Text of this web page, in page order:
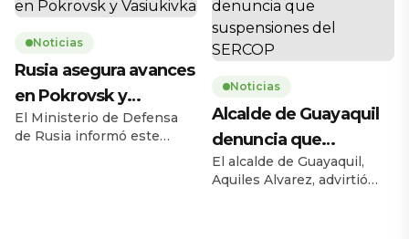
personas tumbó la reja de
en la avenida Carlos Julio
Arosemena, en el norte de
la ciudad. El hecho ocurrió
a las 08h17, 43 minutos
antes de la apertura […]
el lunes 1 y el jueves 4 de
diciembre de 2025, en
horario de 08h00 a 17h00,
en 193 agencias a escala
nacional. La medida busca
ampliar la capacidad
operativa y facilitar […]
Noticias
Rusia asegura avances
en Pokrovsk y
Vasiukivka
El Ministerio de Defensa
de Rusia informó este
Noticias
Alcalde de Guayaquil
denuncia que
suspensiones del
SERCOP
El alcalde de Guayaquil,
Aquiles Alvarez, advirtió